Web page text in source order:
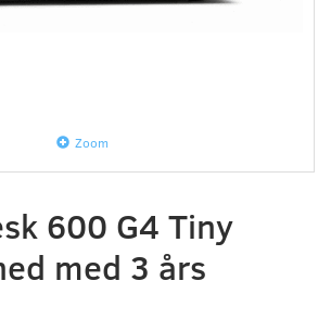
Zoom
600 G4 Tiny
med 3 års